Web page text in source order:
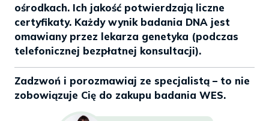
ośrodkach. Ich jakość potwierdzają liczne
certyfikaty. Każdy wynik badania DNA jest
omawiany przez lekarza genetyka (podczas
telefonicznej bezpłatnej konsultacji).
Zadzwoń i porozmawiaj ze specjalistą – to nie
zobowiązuje Cię do zakupu badania WES.